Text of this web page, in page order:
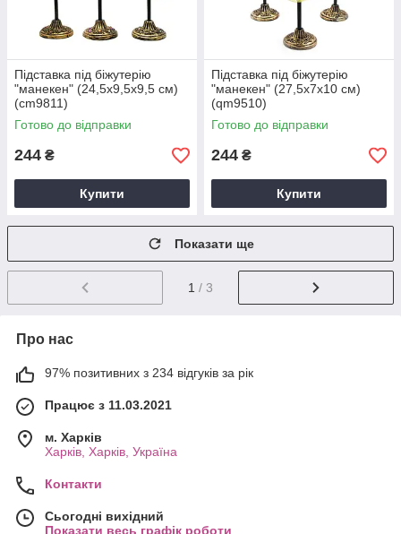
Підставка під біжутерію
"манекен" (24,5х9,5х9,5 см)
(cm9811)
Готово до відправки
244 ₴
Купити
Підставка під біжутерію
"манекен" (27,5х7х10 см)
(qm9510)
Готово до відправки
244 ₴
Купити
Показати ще
1 / 3
Про нас
97% позитивних з 234 відгуків за рік
Працює з 11.03.2021
м. Харків
Харків, Харків, Україна
Контакти
Сьогодні вихідний
Показати весь графік роботи